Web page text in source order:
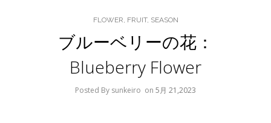
FLOWER, FRUIT, SEASON
ブルーベリーの花：
Blueberry Flower
Posted By sunkeiro on 5月 21,2023